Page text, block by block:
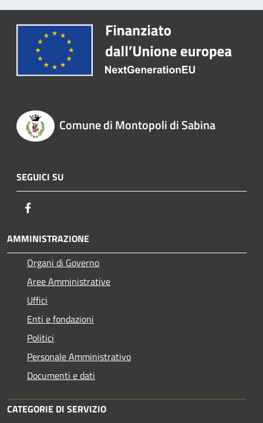
Comune di Montopoli di Sabina
SEGUICI SU
AMMINISTRAZIONE
Organi di Governo
Aree Amministrative
Uffici
Enti e fondazioni
Politici
Personale Amministrativo
Documenti e dati
CATEGORIE DI SERVIZIO